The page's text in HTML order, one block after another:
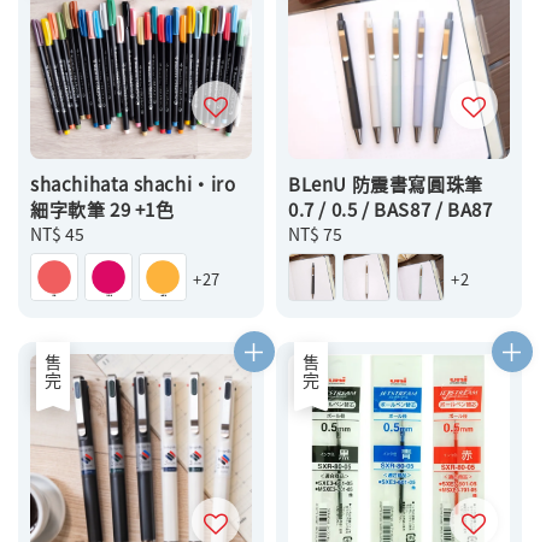
shachihata shachi・iro
細字軟筆 29 +1色
Regular
price
NT$ 45
+27
BLenU 防震書寫圓珠筆
0.7 / 0.5 / BAS87 / BA87
Regular
price
NT$ 75
+2
售完 售完